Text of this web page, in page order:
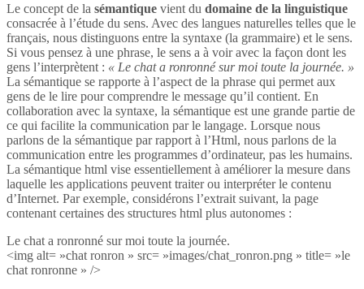
Le concept de la sémantique vient du domaine de la linguistique
consacrée à l’étude du sens. Avec des langues naturelles telles que le
français, nous distinguons entre la syntaxe (la grammaire) et le sens.
Si vous pensez à une phrase, le sens a à voir avec la façon dont les
gens l’interprètent : « Le chat a ronronné sur moi toute la journée. »
La sémantique se rapporte à l’aspect de la phrase qui permet aux
gens de le lire pour comprendre le message qu’il contient. En
collaboration avec la syntaxe, la sémantique est une grande partie de
ce qui facilite la communication par le langage. Lorsque nous
parlons de la sémantique par rapport à l’Html, nous parlons de la
communication entre les programmes d’ordinateur, pas les humains.
La sémantique html vise essentiellement à améliorer la mesure dans
laquelle les applications peuvent traiter ou interpréter le contenu
d’Internet. Par exemple, considérons l’extrait suivant, la page
contenant certaines des structures html plus autonomes :
Le chat a ronronné sur moi toute la journée.
<img alt= »chat ronron » src= »images/chat_ronron.png » title= »le
chat ronronne » />